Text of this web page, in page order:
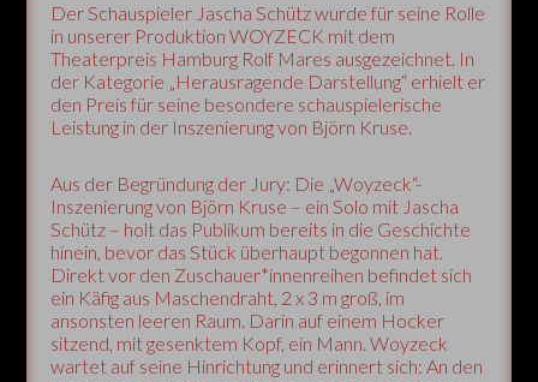
Der Schauspieler Jascha Schütz wurde für seine Rolle
in unserer Produktion WOYZECK mit dem
Theaterpreis Hamburg Rolf Mares ausgezeichnet. In
der Kategorie „Herausragende Darstellung“ erhielt er
den Preis für seine besondere schauspielerische
Leistung in der Inszenierung von Björn Kruse.
Aus der Begründung der Jury: Die „Woyzeck“-
Inszenierung von Björn Kruse – ein Solo mit Jascha
Schütz – holt das Publikum bereits in die Geschichte
hinein, bevor das Stück überhaupt begonnen hat.
Direkt vor den Zuschauer*innenreihen befindet sich
ein Käfig aus Maschendraht, 2 x 3 m groß, im
ansonsten leeren Raum. Darin auf einem Hocker
sitzend, mit gesenktem Kopf, ein Mann. Woyzeck
wartet auf seine Hinrichtung und erinnert sich: An den